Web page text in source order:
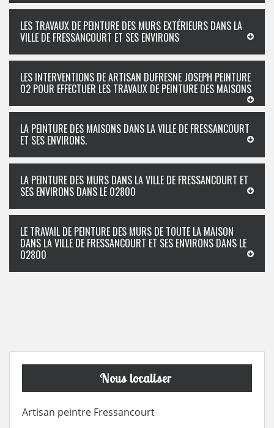
LES TRAVAUX DE PEINTURE DES MURS EXTÉRIEURS DANS LA
VILLE DE FRESSANCOURT ET SES ENVIRONS
LES INTERVENTIONS DE ARTISAN DUFRESNE JOSEPH PEINTURE
02 POUR EFFECTUER LES TRAVAUX DE PEINTURE DES MAISONS
LA PEINTURE DES MAISONS DANS LA VILLE DE FRESSANCOURT
ET SES ENVIRONS.
LA PEINTURE DES MURS DANS LA VILLE DE FRESSANCOURT ET
SES ENVIRONS DANS LE 02800
LE TRAVAIL DE PEINTURE DES MURS DE TOUTE LA MAISON
DANS LA VILLE DE FRESSANCOURT ET SES ENVIRONS DANS LE
02800
Nous localiser
Artisan peintre Fressancourt